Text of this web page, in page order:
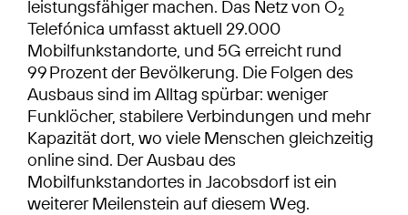
leistungsfähiger machen. Das Netz von O2
Telefónica umfasst aktuell 29.000
Mobilfunkstandorte, und 5G erreicht rund
99 Prozent der Bevölkerung. Die Folgen des
Ausbaus sind im Alltag spürbar: weniger
Funklöcher, stabilere Verbindungen und mehr
Kapazität dort, wo viele Menschen gleichzeitig
online sind. Der Ausbau des
Mobilfunkstandortes in Jacobsdorf ist ein
weiterer Meilenstein auf diesem Weg.